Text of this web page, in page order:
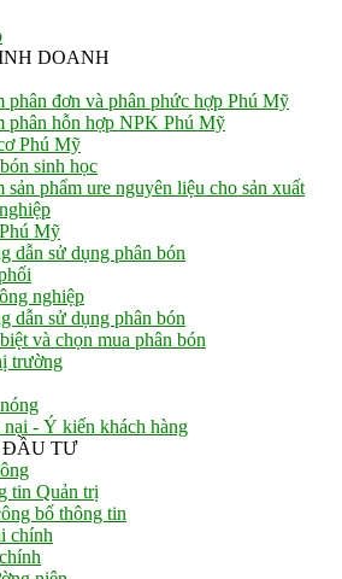
DOANH
phân đơn và phân phức hợp Phú Mỹ
phân hỗn hợp NPK Phú Mỹ
Phú Mỹ
sinh học
sản phẩm ure nguyên liệu cho sản xuất
Mỹ
dẫn sử dụng phân bón
nghiệp
dẫn sử dụng phân bón
và chọn mua phân bón
trường
- Ý kiến khách hàng
ĐẦU TƯ
tin Quản trị
bố thông tin
chính